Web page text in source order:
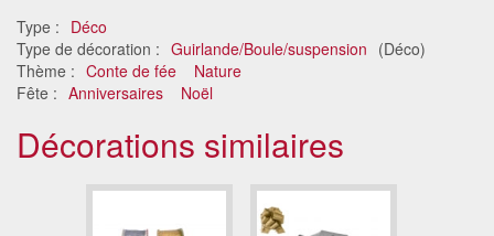
Type : Déco
Type de décoration : Guirlande/Boule/suspension (Déco)
Thème : Conte de fée
Nature
Fête : Anniversaires Noël
Décorations similaires